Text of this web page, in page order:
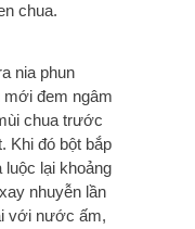
chua.
nia phun
đem ngâm
chua trước
Khi đó bột bắp
lại khoảng
nhuyễn lần
với nước ấm,